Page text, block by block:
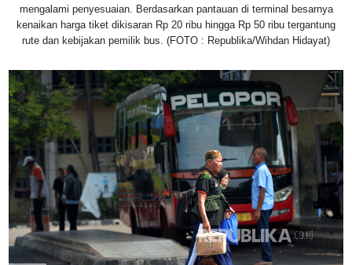
mengalami penyesuaian. Berdasarkan pantauan di terminal besarnya
kenaikan harga tiket dikisaran Rp 20 ribu hingga Rp 50 ribu tergantung
rute dan kebijakan pemilik bus. (FOTO : Republika/Wihdan Hidayat)